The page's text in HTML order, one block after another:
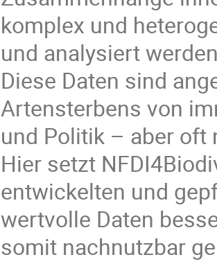
komplex und
und analysiert
Diese Daten sind
Artensterbens von
und Politik – aber
Hier setzt
entwickelten und
wertvolle Daten
somit nachnutzbar